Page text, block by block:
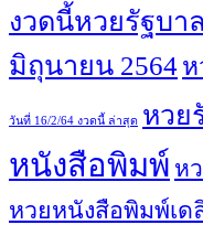
งวดนี้หวยรัฐบา
มิถุนายน 2564 ห
วันที่ 16/2/64 งวดนี้ ล่าสุด หวย
หนังสือพิมพ์ ห
หวยหนังสือพิมพ์เด